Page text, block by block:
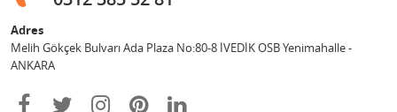
Adres
Melih Gökçek Bulvarı Ada Plaza No:80-8 İVEDİK OSB Yenimahalle -
ANKARA